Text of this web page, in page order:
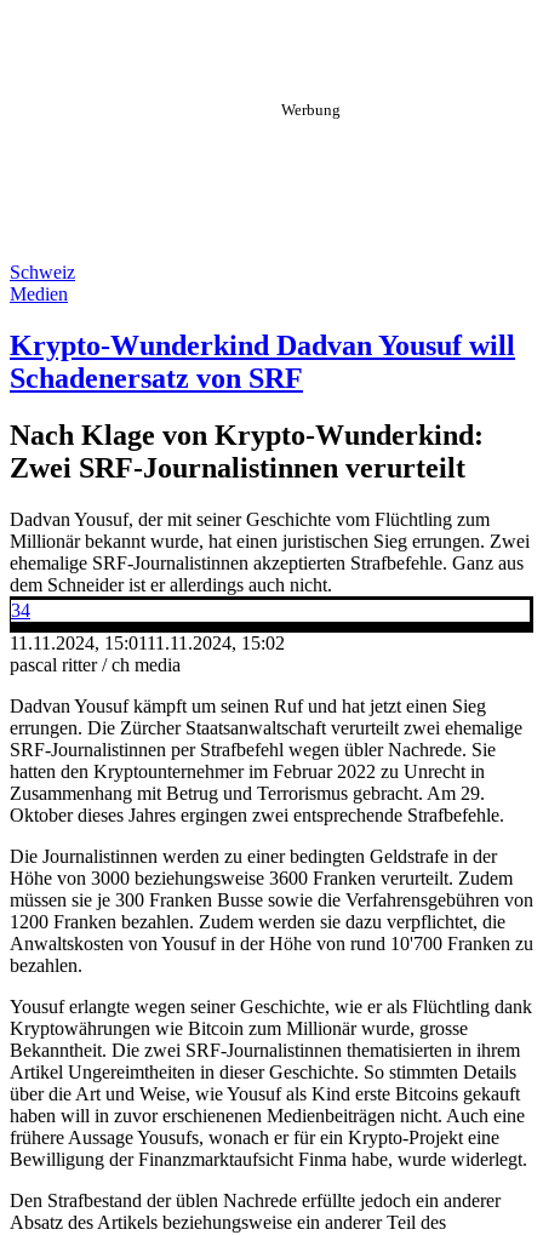
Schweiz
Medien
Krypto-Wunderkind Dadvan Yousuf will
Schadenersatz von SRF
Nach Klage von Krypto-Wunderkind:
Zwei SRF-Journalistinnen verurteilt
Dadvan Yousuf, der mit seiner Geschichte vom Flüchtling zum
Millionär bekannt wurde, hat einen juristischen Sieg errungen. Zwei
ehemalige SRF-Journalistinnen akzeptierten Strafbefehle. Ganz aus
dem Schneider ist er allerdings auch nicht.
34
11.11.2024, 15:0111.11.2024, 15:02
pascal ritter / ch media
Dadvan Yousuf kämpft um seinen Ruf und hat jetzt einen Sieg
errungen. Die Zürcher Staatsanwaltschaft verurteilt zwei ehemalige
SRF-Journalistinnen per Strafbefehl wegen übler Nachrede. Sie
hatten den Kryptounternehmer im Februar 2022 zu Unrecht in
Zusammenhang mit Betrug und Terrorismus gebracht. Am 29.
Oktober dieses Jahres ergingen zwei entsprechende Strafbefehle.
Die Journalistinnen werden zu einer bedingten Geldstrafe in der
Höhe von 3000 beziehungsweise 3600 Franken verurteilt. Zudem
müssen sie je 300 Franken Busse sowie die Verfahrensgebühren von
1200 Franken bezahlen. Zudem werden sie dazu verpflichtet, die
Anwaltskosten von Yousuf in der Höhe von rund 10'700 Franken zu
bezahlen.
Yousuf erlangte wegen seiner Geschichte, wie er als Flüchtling dank
Kryptowährungen wie Bitcoin zum Millionär wurde, grosse
Bekanntheit. Die zwei SRF-Journalistinnen thematisierten in ihrem
Artikel Ungereimtheiten in dieser Geschichte. So stimmten Details
über die Art und Weise, wie Yousuf als Kind erste Bitcoins gekauft
haben will in zuvor erschienenen Medienbeiträgen nicht. Auch eine
frühere Aussage Yousufs, wonach er für ein Krypto-Projekt eine
Bewilligung der Finanzmarktaufsicht Finma habe, wurde widerlegt.
Den Strafbestand der üblen Nachrede erfüllte jedoch ein anderer
Absatz des Artikels beziehungsweise ein anderer Teil des